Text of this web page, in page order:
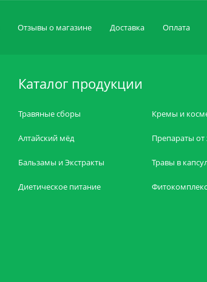
Отзывы о магазине Доставка Оплата
Каталог продукции
Травяные сборы
Алтайский мёд
Бальзамы и Экстракты
Диетическое питание
Кремы и
Препараты
Травы в